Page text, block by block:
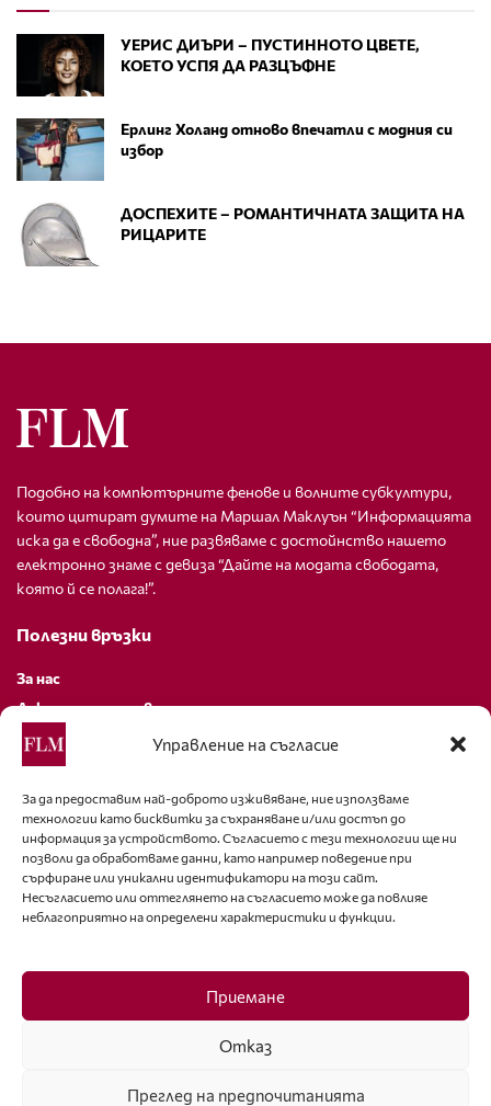
Управление на съгласие
За да предоставим най-доброто изживяване, ние използваме
технологии като бисквитки за съхраняване и/или достъп до
информация за устройството. Съгласието с тези технологии ще ни
позволи да обработваме данни, като например поведение при
сърфиране или уникални идентификатори на този сайт.
Несъгласието или оттеглянето на съгласието може да повлияе
неблагоприятно на определени характеристики и функции.
Приемане
Отказ
Преглед на предпочитанията
УЕРИС ДИЪРИ – ПУСТИННОТО ЦВЕТЕ,
КОЕТО УСПЯ ДА РАЗЦЪФНЕ
Ерлинг Холанд отново впечатли с модния си
избор
ДОСПЕХИТЕ – РОМАНТИЧНАТА ЗАЩИТА НА
РИЦАРИТЕ
Подобно на компютърните фенове и волните субкултури,
които цитират думите на Маршал Маклуън “Информацията
иска да е свободна”, ние развяваме с достойнство нашето
електронно знаме с девиза “Дайте на модата свободата,
която й се полага!”.
Полезни връзки
За нас
Декларация за поверителност
Политика за бисквитки
За контакти
editor@fashion-lifestyle.net
+359 88 227 33 47
Последвайте ни
Facebook